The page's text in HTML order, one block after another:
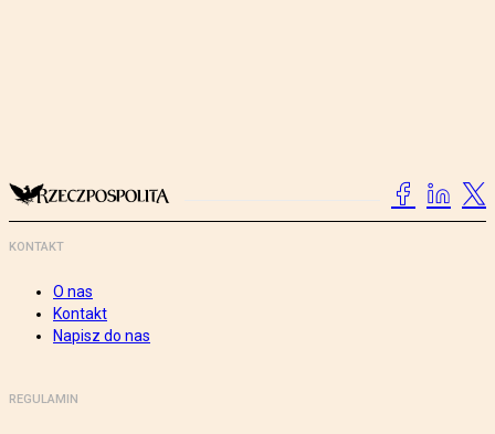
KONTAKT
O nas
Kontakt
Napisz do nas
REGULAMIN